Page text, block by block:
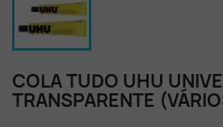
COLA TUDO UHU
TRANSPARENTE